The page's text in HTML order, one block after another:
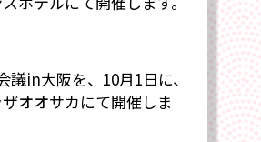
議in大阪を、10月1日に、
オオサカにて開催しま